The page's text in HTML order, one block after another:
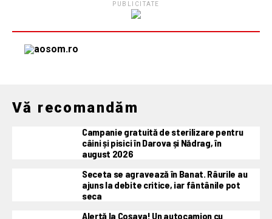
PUBLICITATE
Vă recomandăm
Campanie gratuită de sterilizare pentru
câini și pisici în Darova și Nădrag, în
august 2026
Seceta se agravează în Banat. Râurile au
ajuns la debite critice, iar fântânile pot
seca
Alertă la Coșava! Un autocamion cu